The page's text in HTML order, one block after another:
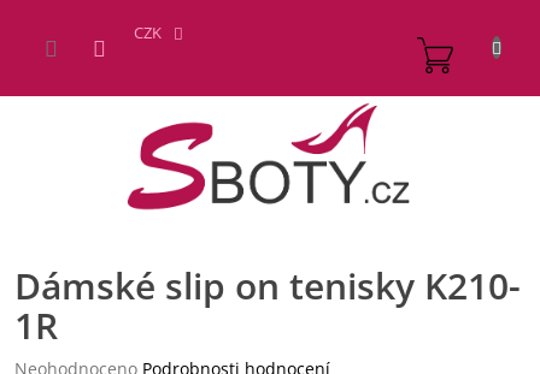
obsah
CZK
Dámské slip on tenisky K210-
1R
Průměrné
Neohodnoceno Podrobnosti hodnocení